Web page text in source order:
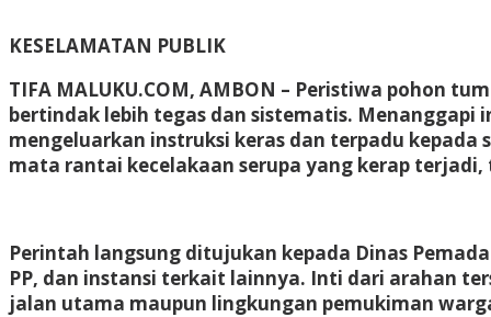
KESELAMATAN PUBLIK
TIFA MALUKU.COM, AMBON – Peristiwa pohon
bertindak lebih tegas dan sistematis.
mengeluarkan instruksi keras dan terpadu
mata rantai kecelakaan serupa yang kerap
Perintah langsung ditujukan kepada Dinas
PP, dan instansi terkait lainnya. Inti dari arahan
jalan utama maupun lingkungan pemukiman